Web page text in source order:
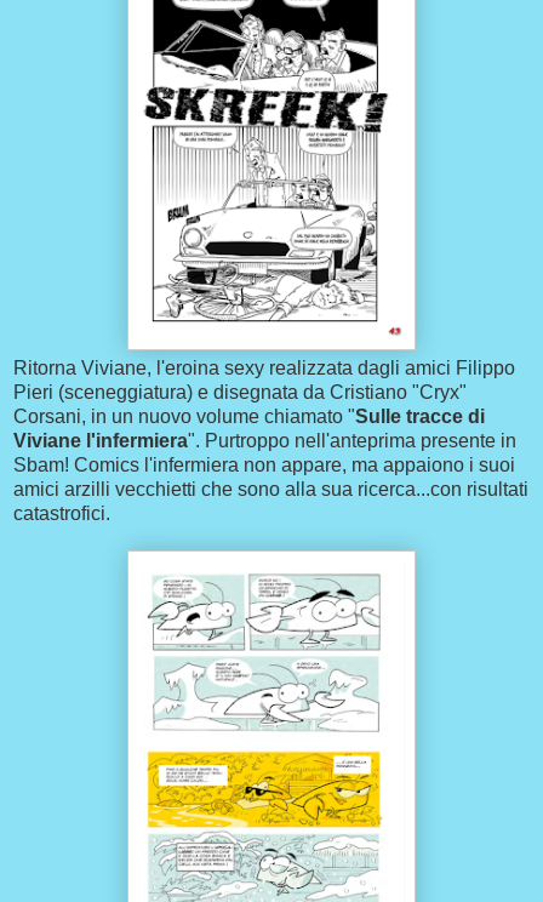
Ritorna Viviane, l'eroina sexy realizzata dagli amici Filippo
Pieri (sceneggiatura) e disegnata da Cristiano "Cryx"
Corsani, in un nuovo volume chiamato "Sulle tracce di
Viviane l'infermiera". Purtroppo nell'anteprima presente in
Sbam! Comics l'infermiera non appare, ma appaiono i suoi
amici arzilli vecchietti che sono alla sua ricerca...con risultati
catastrofici.